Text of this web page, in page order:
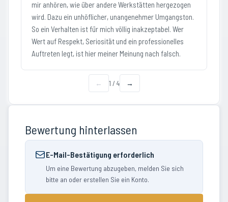
mir anhören, wie über andere Werkstätten hergezogen
wird. Dazu ein unhöflicher, unangenehmer Umgangston.
So ein Verhalten ist für mich völlig inakzeptabel. Wer
Wert auf Respekt, Seriosität und ein professionelles
Auftreten legt, ist hier meiner Meinung nach falsch.
← 1 / 4 →
Bewertung hinterlassen
E-Mail-Bestätigung erforderlich
Um eine Bewertung abzugeben, melden Sie sich
bitte an oder erstellen Sie ein Konto.